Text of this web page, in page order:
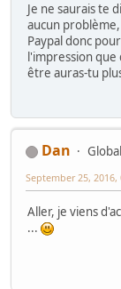
Je ne saurais te
aucun
Paypal donc
l'impression que
être auras-tu
Dan
September 25, 2016,
Aller, je viens
...